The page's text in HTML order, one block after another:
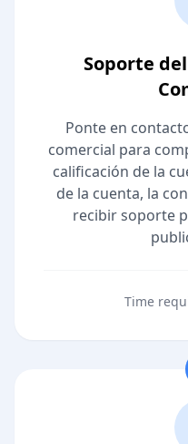
Soporte
Ponte en
comercial para
calificación de la
de la cuenta, la
recibir soporte
Time